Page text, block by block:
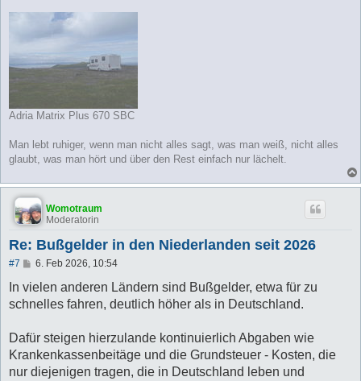
Adria Matrix Plus 670 SBC
Man lebt ruhiger, wenn man nicht alles sagt, was man weiß, nicht alles
glaubt, was man hört und über den Rest einfach nur lächelt.
Womotraum
Moderatorin
Re: Bußgelder in den Niederlanden seit 2026
#7
B
i
r
g
6. Feb 2026, 10:54
In vielen anderen Ländern sind Bußgelder, etwa für zu
schnelles fahren, deutlich höher als in Deutschland.
Dafür steigen hierzulande kontinuierlich Abgaben wie
Krankenkassenbeitäge und die Grundsteuer - Kosten, die
nur diejenigen tragen, die in Deutschland leben und